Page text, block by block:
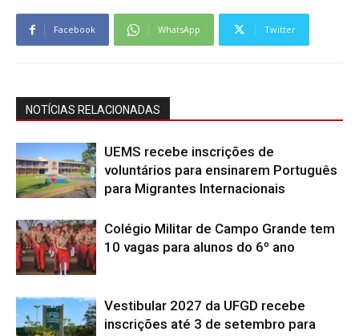
Facebook WhatsApp Twitter
NOTÍCIAS RELACIONADAS
UEMS recebe inscrições de
voluntários para ensinarem Português
para Migrantes Internacionais
Colégio Militar de Campo Grande tem
10 vagas para alunos do 6º ano
Vestibular 2027 da UFGD recebe
inscrições até 3 de setembro para